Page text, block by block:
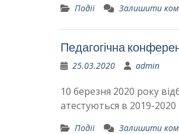
Події Залишити
Педагогічна
25.03.2020 admin
10 березня 2020 року
атестуються в 2019-
Події Залишити